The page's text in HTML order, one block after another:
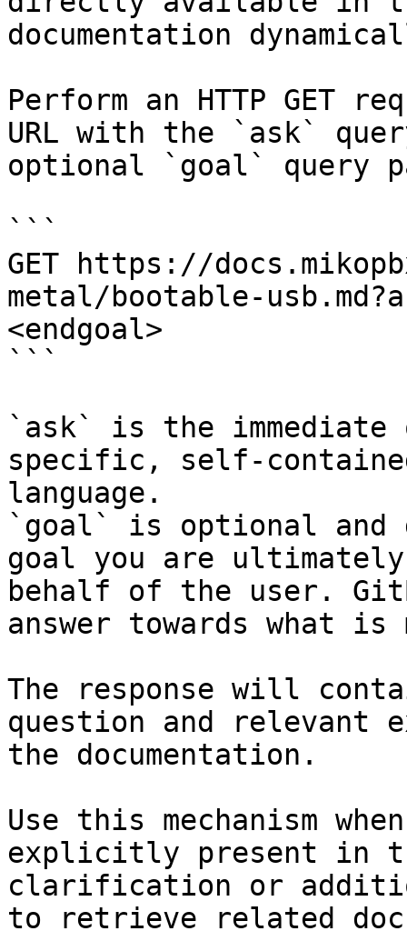
documentation
Perform an HTTP GET
URL with the `ask`
optional `goal` query
```
GET https://
metal/bootable-
<endgoal>
```
`ask` is the
specific, self-
language.
`goal` is optional and
goal you are
behalf of the user.
answer towards what
The response will
question and relevant
the documentation.
Use this mechanism
explicitly present in
clarification or